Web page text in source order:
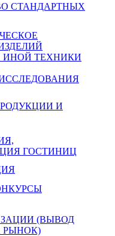
СТАНДАРТНЫХ
ТЕХНИКИ
И
ГОСТИНИЦ
(ВЫВОД
РЫНОК)